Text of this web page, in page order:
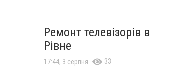
Ремонт телевізорів в
Рівне
17:44, 3 серпня 33